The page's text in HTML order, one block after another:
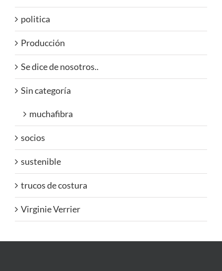
politica
Producción
Se dice de nosotros..
Sin categoría
muchafibra
socios
sustenible
trucos de costura
Virginie Verrier